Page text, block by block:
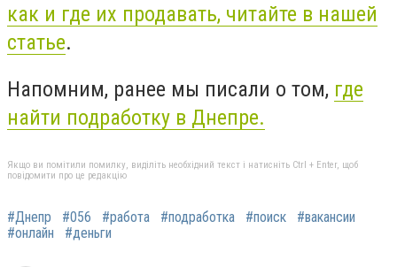
как и где их продавать, читайте в нашей
статье.
Напомним, ранее мы писали о том, где
найти подработку в Днепре.
Якщо ви помітили помилку, виділіть необхідний текст і натисніть Ctrl + Enter, щоб
повідомити про це редакцію
#Днепр #056 #работа #подработка #поиск
#вакансии
#онлайн
#деньги